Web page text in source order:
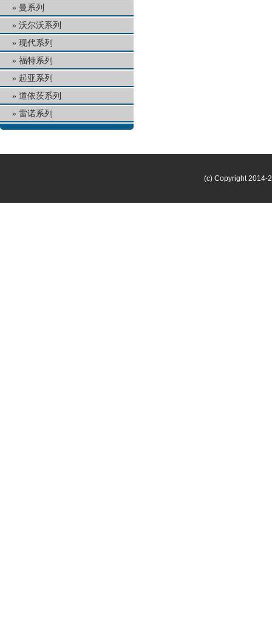
曼系列
沃尔沃系列
现代系列
福特系列
起亚系列
道依茨系列
雷诺系列
(c) Copyright 2014-